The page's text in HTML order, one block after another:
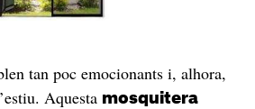
tan poc emocionants i, alhora,
Aquesta mosquitera